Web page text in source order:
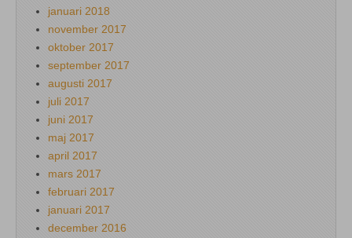
januari 2018
november 2017
oktober 2017
september 2017
augusti 2017
juli 2017
juni 2017
maj 2017
april 2017
mars 2017
februari 2017
januari 2017
december 2016